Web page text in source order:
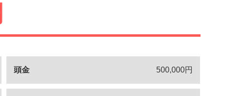
頭金 500,000円